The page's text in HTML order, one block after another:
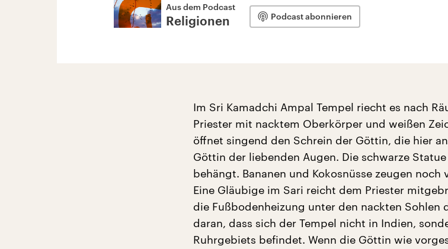
Aus dem Podcast
Religionen Podcast abonnieren
Im Sri Kamadchi Ampal Tempel riecht es nach
Priester mit nacktem Oberkörper und weißen
öffnet singend den Schrein der Göttin, die hier
Göttin der liebenden Augen. Die schwarze
behängt. Bananen und Kokosnüsse zeugen
Eine Gläubige im Sari reicht dem Priester
die Fußbodenheizung unter den nackten Sohlen
daran, dass sich der Tempel nicht in Indien,
Ruhrgebiets befindet. Wenn die Göttin wie